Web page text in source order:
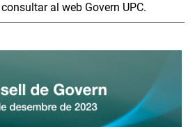
al web Govern UPC.